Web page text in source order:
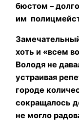
бюстом –
им
хоть и «всем
Володя не
устраивая
городе
сокращалось
не могло